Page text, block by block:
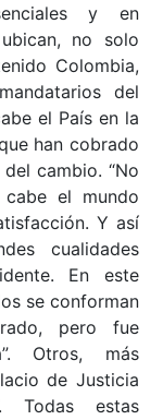
y en
no solo
Colombia,
del
el País en la
han cobrado
cambio. “No
el mundo
Y así
cualidades
En este
se conforman
pero fue
Otros, más
de Justicia
Todas estas